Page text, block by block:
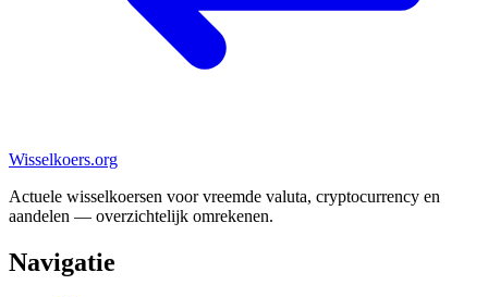
Wisselkoers.org
Actuele wisselkoersen voor vreemde valuta, cryptocurrency en
aandelen — overzichtelijk omrekenen.
Navigatie